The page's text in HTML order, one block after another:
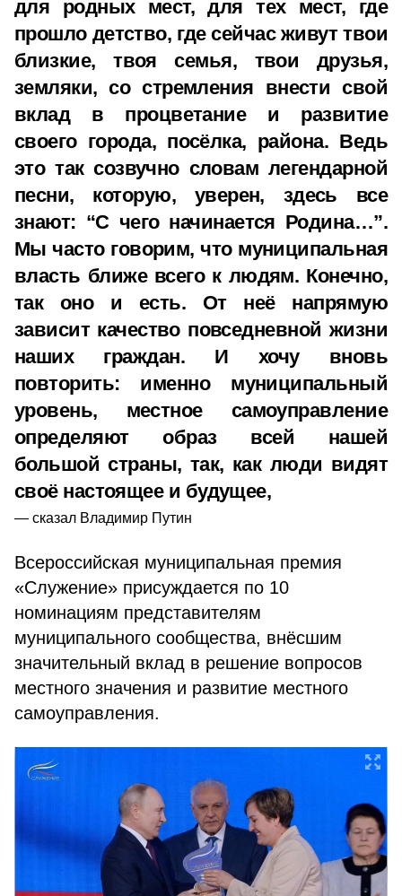
для родных мест, для тех мест, где
прошло детство, где сейчас живут твои
близкие, твоя семья, твои друзья,
земляки, со стремления внести свой
вклад в процветание и развитие
своего города, посёлка, района. Ведь
это так созвучно словам легендарной
песни, которую, уверен, здесь все
знают: “С чего начинается Родина…”.
Мы часто говорим, что муниципальная
власть ближе всего к людям. Конечно,
так оно и есть. От неё напрямую
зависит качество повседневной жизни
наших граждан. И хочу вновь
повторить: именно муниципальный
уровень, местное самоуправление
определяют образ всей нашей
большой страны, так, как люди видят
своё настоящее и будущее,
сказал Владимир Путин
Всероссийская муниципальная премия
«Служение» присуждается по 10
номинациям представителям
муниципального сообщества, внёсшим
значительный вклад в решение вопросов
местного значения и развитие местного
самоуправления.